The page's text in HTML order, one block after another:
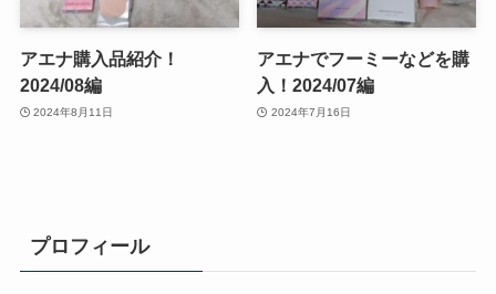
アエナ購入品紹介！
2024/08編
2024年8月11日
アエナでフーミーなどを購
入！2024/07編
2024年7月16日
プロフィール